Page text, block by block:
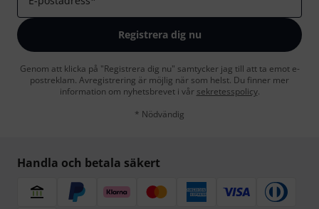
Registrera dig nu
Genom att klicka på "Registrera dig nu" samtycker jag till att ta emot e-
postreklam. Avregistrering är möjlig när som helst. Du finner mer
information om nyhetsbrevet i vår sekretesspolicy.
* Nödvändig
Handla och betala säkert